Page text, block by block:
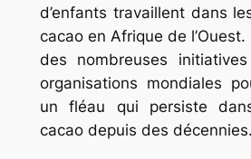
d’enfants travaillent dans
cacao en Afrique de l’Ouest.
des nombreuses
organisations mondiales
un fléau qui persiste
cacao depuis des décennies.